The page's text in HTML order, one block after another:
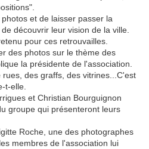
et de laisser passer la
découvrir leur vision de la ville.
pour ces retrouvailles.
des photos sur le thème des
la présidente de l'association.
des graffs, des vitrines...C'est
t-elle.
et Christian Bourguignon
groupe qui présenteront leurs
Roche, une des photographes
membres de l'association lui